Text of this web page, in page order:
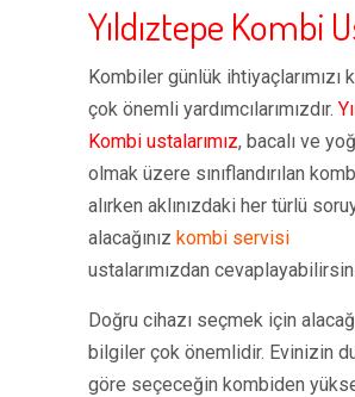
Yıldıztepe Kombi
Kombiler günlük ihtiyaçlarımızı
çok önemli yardımcılarımızdır.
Kombi ustalarımız, bacalı ve
olmak üzere sınıflandırılan
alırken aklınızdaki her türlü
alacağınız kombi servisi
ustalarımızdan
Doğru cihazı seçmek için
bilgiler çok önemlidir. Evinizin
göre seçeceğin kombiden